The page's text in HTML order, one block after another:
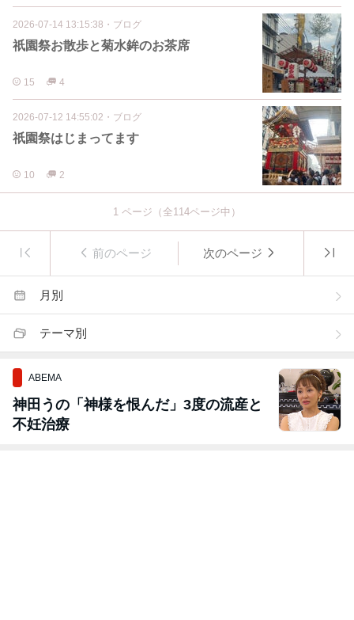
2026-07-14 13:15:38 ・ ブログ
祇園祭お散歩と菊水鉾のお茶席
15 4
2026-07-12 14:55:02 ・ ブログ
祇園祭はじまってます
10 2
1 ページ（全114ページ中）
前のページ 次のページ
月別
テーマ別
ABEMA
神田うの「神様を恨んだ」3度の流産と
不妊治療